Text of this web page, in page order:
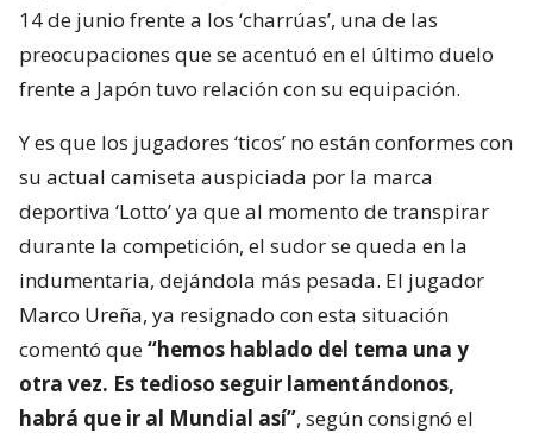
14 de junio frente a los ‘charrúas’, una de las
preocupaciones que se acentuó en el último duelo
frente a Japón tuvo relación con su equipación.
Y es que los jugadores ‘ticos’ no están conformes con
su actual camiseta auspiciada por la marca
deportiva ‘Lotto’ ya que al momento de transpirar
durante la competición, el sudor se queda en la
indumentaria, dejándola más pesada. El jugador
Marco Ureña, ya resignado con esta situación
comentó que“hemos hablado del tema una y
otra vez. Es tedioso seguir lamentándonos,
habrá que ir al Mundial así”, según consignó el